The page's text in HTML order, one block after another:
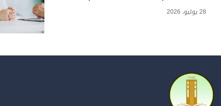
28 يوليو، 2026